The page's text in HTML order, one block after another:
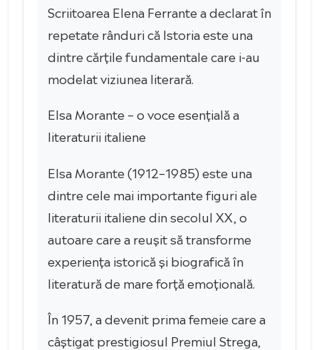
Scriitoarea Elena Ferrante a declarat în
repetate rânduri că Istoria este una
dintre cărțile fundamentale care i-au
modelat viziunea literară.
Elsa Morante – o voce esențială a
literaturii italiene
Elsa Morante (1912–1985) este una
dintre cele mai importante figuri ale
literaturii italiene din secolul XX, o
autoare care a reușit să transforme
experiența istorică și biografică în
literatură de mare forță emoțională.
În 1957, a devenit prima femeie care a
câștigat prestigiosul Premiul Strega,